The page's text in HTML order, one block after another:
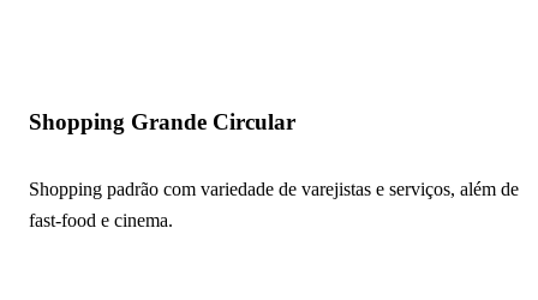
Shopping Grande Circular
Shopping padrão com variedade de varejistas e serviços, além de
fast-food e cinema.